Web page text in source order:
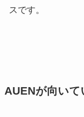
スです。
AUENが向いて